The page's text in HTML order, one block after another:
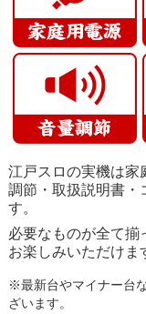
江戸スロの実機は家
調節・取扱説明書・
す。
必要なものが全て揃
お楽しみいただけま
※最新台やマイナー台
ざいます。